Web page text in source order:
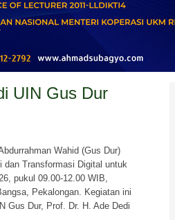
UIN Gus Dur
Wahid (Gus Dur)
dan Transformasi Digital untuk
pukul 09.00-12.00 WIB,
Pekalongan. Kegiatan ini
Gus Dur, Prof. Dr. H. Ade Dedi